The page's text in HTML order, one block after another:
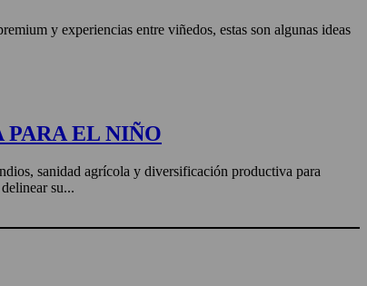
y experiencias entre viñedos, estas son algunas ideas
PARA EL NIÑO
sanidad agrícola y diversificación productiva para
su...